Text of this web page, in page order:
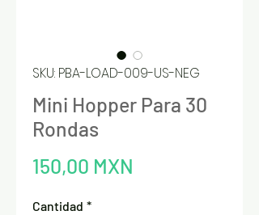
SKU: PBA-LOAD-009-US-NEG
Mini Hopper Para 30
Rondas
150,00 MXN
Cantidad *